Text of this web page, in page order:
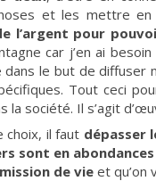
et les mettre en
l’argent pour
car j’en ai
dans le but de
Tout ceci
la société. Il s’agit
choix, il faut dépasser
sont en abondances
mission de vie et qu’on